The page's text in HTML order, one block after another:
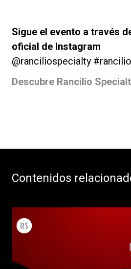
Sigue el evento a través
oficial de Instagram
@ranciliospecialty
Descubre Rancilio
Contenidos